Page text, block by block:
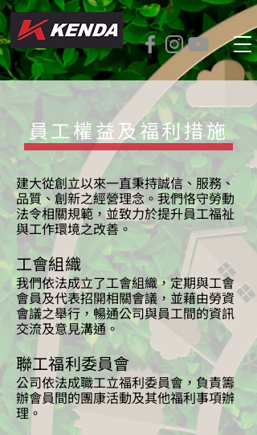
員工權益及福利措施
建大從創立以來一直秉持誠信、服務、
品質、創新之經營理念。我們恪守勞動
法令相關規範，並致力於提升員工福祉
與工作環境之改善。
工會組織
我們依法成立了工會組織，定期與工會
會員及代表招開相關會議，並藉由勞資
會議之舉行，暢通公司與員工間的資訊
交流及意見溝通。
聯工福利委員會
公司依法成職工立福利委員會，負責籌
辦會員間的團康活動及其他福利事項辦
理。